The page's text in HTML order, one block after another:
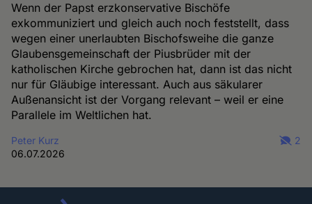
Wenn der Papst erzkonservative Bischöfe
exkommuniziert und gleich auch noch feststellt, dass
wegen einer unerlaubten Bischofsweihe die ganze
Glaubensgemeinschaft der Piusbrüder mit der
katholischen Kirche gebrochen hat, dann ist das nicht
nur für Gläubige interessant. Auch aus säkularer
Außenansicht ist der Vorgang relevant – weil er eine
Parallele im Weltlichen hat.
Peter Kurz
06.07.2026
2